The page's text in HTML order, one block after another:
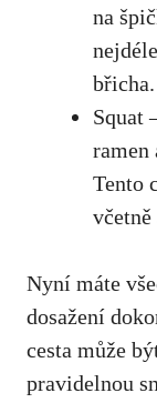
na
břicha.
Squat
ramen
Tento
Nyní máte
dosažení
cesta může
pravidelnou